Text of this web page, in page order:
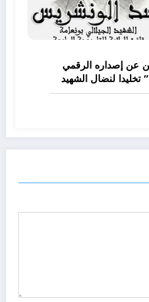
عن إصداره الرقمي
لنضال الشهيد